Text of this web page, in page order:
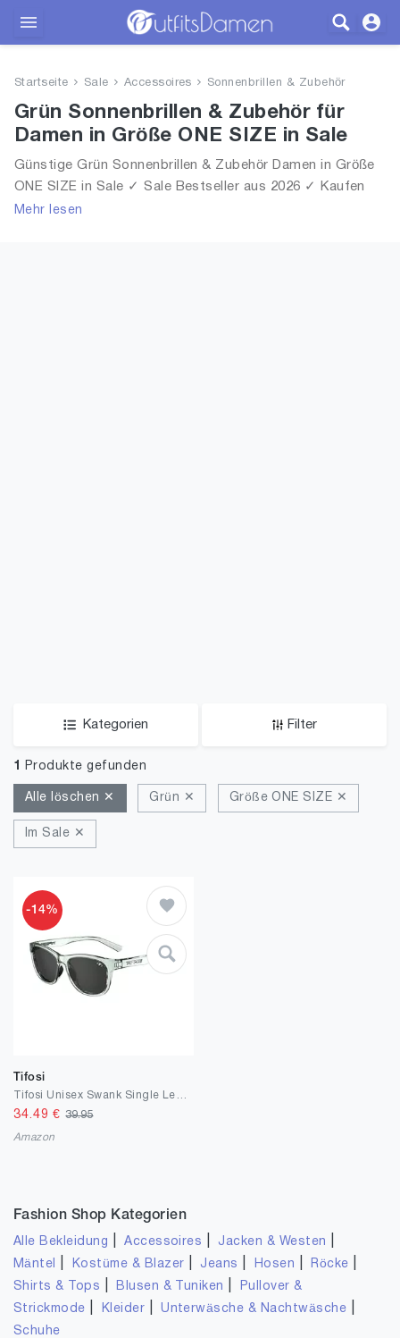
Bekleidung
Schuhe
Startseite Sale Accessoires Sonnenbrillen & Zubehör
Grün Sonnenbrillen & Zubehör für
Damen in Größe ONE SIZE in Sale
Günstige Grün Sonnenbrillen & Zubehör Damen in Größe
ONE SIZE in Sale ✓ Sale Bestseller aus 2026 ✓ Kaufen
Grün Sonnenbrillen & Zubehör für Frauen in Größe ONE
Mehr lesen
Kategorien Filter
1 Produkte gefunden
Alle löschen ✕ Grün ✕ Größe ONE SIZE ✕
Im Sale ✕
-14%
Tifosi
34.49 €39.95
Amazon
Fashion Shop Kategorien
Alle Bekleidung |Accessoires Jacken & Westen
Mäntel Kostüme & Blazer Jeans Hosen Röcke
Shirts & Tops Blusen & Tuniken
Pullover &
Strickmode
Kleider |Unterwäsche & Nachtwäsche
Schuhe